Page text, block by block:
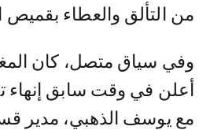
من التألق والعطاء
وفي سياق متصل، كان
أعلن في وقت سابق إنهاء
مع يوسف الذهبي، مدير